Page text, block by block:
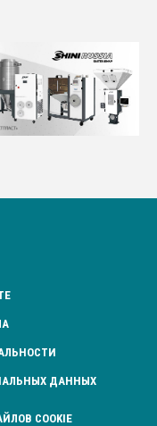
ДАННЫХ
COOKIE